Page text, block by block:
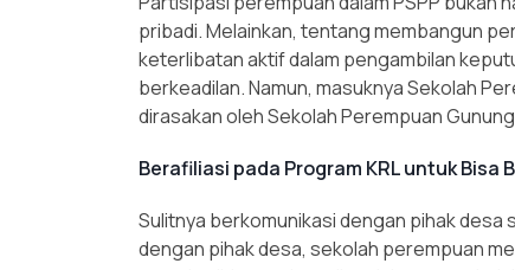
pribadi. Melainkan, tentang membangun
keterlibatan aktif dalam pengambilan
berkeadilan. Namun, masuknya Sekolah
dirasakan oleh Sekolah Perempuan
Berafiliasi pada Program KRL untuk Bisa
Sulitnya berkomunikasi dengan pihak desa
dengan pihak desa, sekolah perempuan